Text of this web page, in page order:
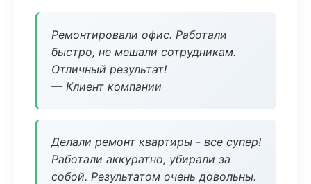
Ремонтировали офис. Работали
быстро, не мешали сотрудникам.
Отличный результат!
— Клиент компании
Делали ремонт квартиры - все супер!
Работали аккуратно, убирали за
собой. Результатом очень довольны.